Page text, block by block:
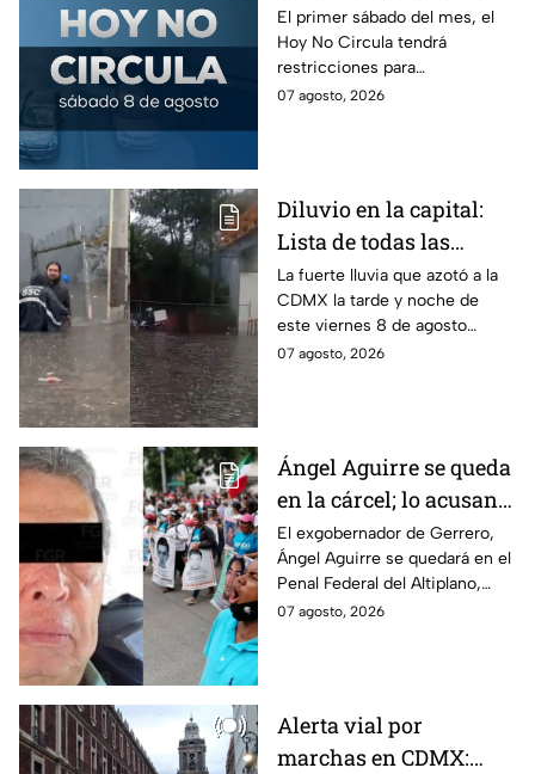
No Circula el primer
sábado del mes
El primer sábado del mes, el
Hoy No Circula tendrá
restricciones para
determinados vehículos en la
07 agosto, 2026
Diluvio en la capital:
Lista de todas las
inundaciones en CDMX
HOY viernes 7 de
agosto
La fuerte lluvia que azotó a la
CDMX la tarde y noche de
este viernes 8 de agosto
provocó inundaciones y otras
07 agosto, 2026
Ángel Aguirre se queda
en la cárcel; lo acusan
de destruir
información del caso
Ayotzinapa
El exgobernador de Gerrero,
Ángel Aguirre se quedará en el
Penal Federal del Altiplano,
luego de que fue detenido ayer
07 agosto, 2026
Alerta vial por
marchas en CDMX: